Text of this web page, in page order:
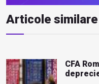
Articole similare
CFA